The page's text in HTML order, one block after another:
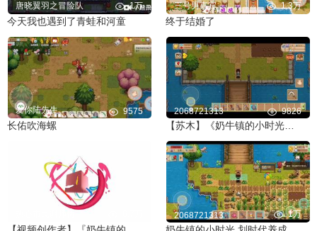
唐晓翼羽之冒险队 1万
今天我也遇到了青蛙和河童
三号男嘉宾 1.3万
终于结婚了
爱你陆先生 9575
长佑吹海螺
2068721313 9826
2068721313 1万